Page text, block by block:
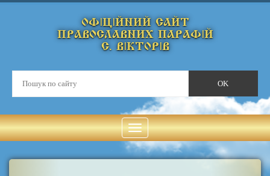
ОФІЦІЙНИЙ САЙТ
ПРАВОСЛАВНИХ ПАРАФІЙ
С. ВІКТОРІВ